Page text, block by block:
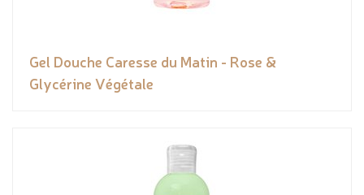
Gel Douche Caresse du Matin - Rose &
Glycérine Végétale